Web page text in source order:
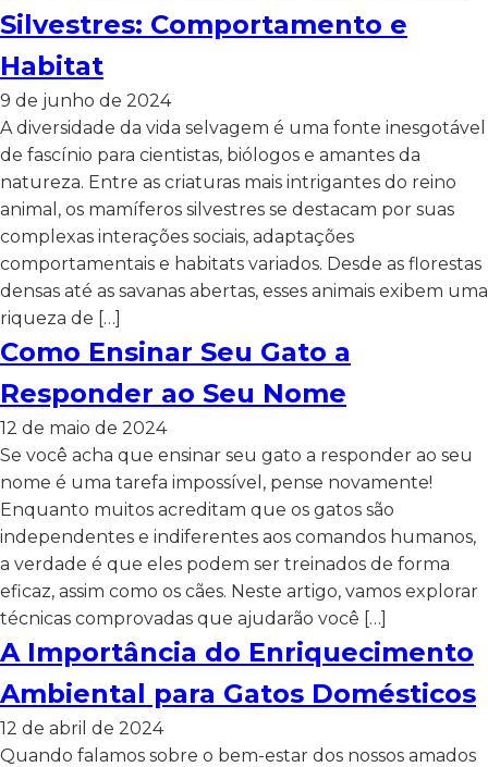
Silvestres: Comportamento e
Habitat
9 de junho de 2024
A diversidade da vida selvagem é uma fonte inesgotável
de fascínio para cientistas, biólogos e amantes da
natureza. Entre as criaturas mais intrigantes do reino
animal, os mamíferos silvestres se destacam por suas
complexas interações sociais, adaptações
comportamentais e habitats variados. Desde as florestas
densas até as savanas abertas, esses animais exibem uma
riqueza de […]
Como Ensinar Seu Gato a
Responder ao Seu Nome
12 de maio de 2024
Se você acha que ensinar seu gato a responder ao seu
nome é uma tarefa impossível, pense novamente!
Enquanto muitos acreditam que os gatos são
independentes e indiferentes aos comandos humanos,
a verdade é que eles podem ser treinados de forma
eficaz, assim como os cães. Neste artigo, vamos explorar
técnicas comprovadas que ajudarão você […]
A Importância do Enriquecimento
Ambiental para Gatos Domésticos
12 de abril de 2024
Quando falamos sobre o bem-estar dos nossos amados